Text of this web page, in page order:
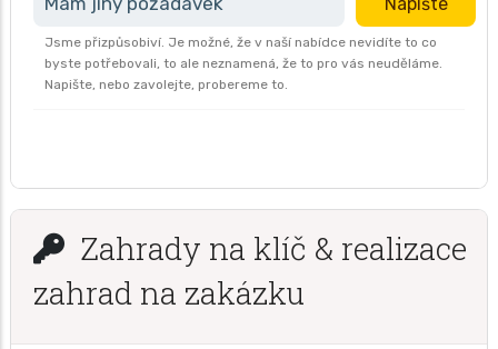
Jsme přizpůsobiví. Je možné, že v naší nabídce nevidíte to co
byste potřebovali, to ale neznamená, že to pro vás neuděláme.
Napište, nebo zavolejte, probereme to.
Zahrady na klíč & realizace
zahrad na zakázku